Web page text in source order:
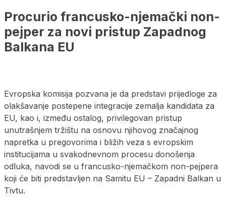
Procurio francusko-njemački non-
pejper za novi pristup Zapadnog
Balkana EU
Evropska komisija pozvana je da predstavi prijedloge za
olakšavanje postepene integracije zemalja kandidata za
EU, kao i, između ostalog, privilegovan pristup
unutrašnjem tržištu na osnovu njihovog značajnog
napretka u pregovorima i bližih veza s evropskim
institucijama u svakodnevnom procesu donošenja
odluka, navodi se u francusko-njemačkom non-pejpera
koji će biti predstavljen na Samitu EU – Zapadni Balkan u
Tivtu.